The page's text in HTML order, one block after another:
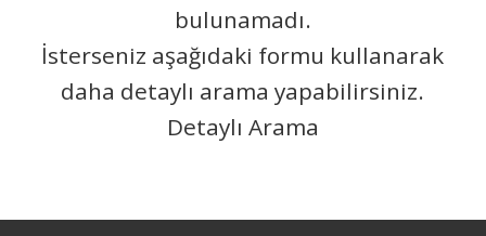
bulunamadı.
İsterseniz aşağıdaki formu kullanarak
daha detaylı arama yapabilirsiniz.
Detaylı Arama